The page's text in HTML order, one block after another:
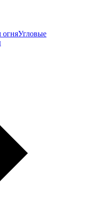
огняУгловые